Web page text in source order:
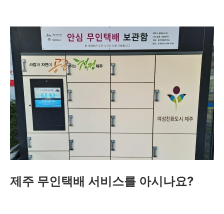
제주 무인택배 서비스를 아시나요?